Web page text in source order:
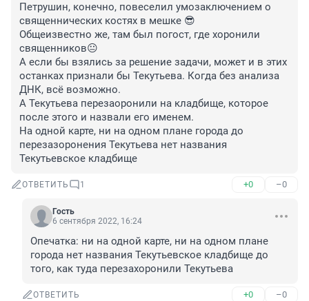
Петрушин, конечно, повеселил умозаключением о
священнических костях в мешке 😎
Общеизвестно же, там был погост, где хоронили
священников😐
А если бы взялись за решение задачи, может и в этих
останках признали бы Текутьева. Когда без анализа
ДНК, всё возможно.
А Текутьева перезаоронили на кладбище, которое
после этого и назвали его именем.
На одной карте, ни на одном плане города до
перезазоронения Текутьева нет названия
Текутьевское кладбище
ОТВЕТИТЬ 1 +0 –0
Гость
6 сентября 2022, 16:24
Опечатка: ни на одной карте, ни на одном плане
города нет названия Текутьевское кладбище до
того, как туда перезахоронили Текутьева
ОТВЕТИТЬ +0 –0